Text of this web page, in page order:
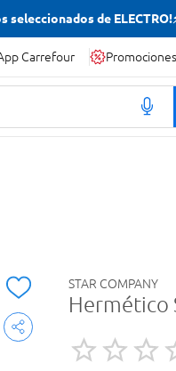
seleccionados de
Carrefour Promociones
STAR COMPANY
Hermético